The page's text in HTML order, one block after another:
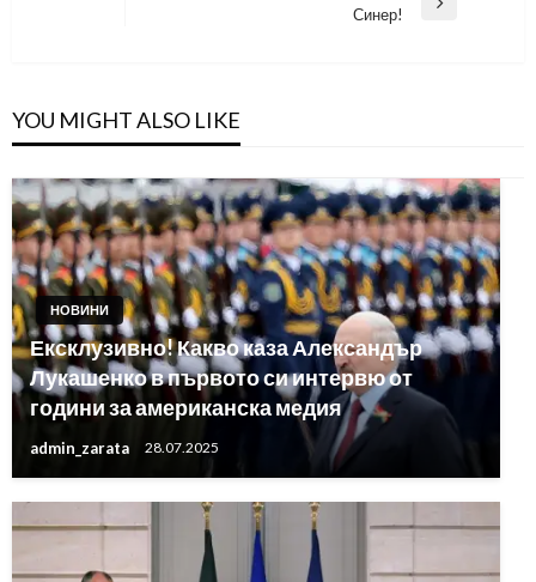
Синер!
YOU MIGHT ALSO LIKE
НОВИНИ
Ексклузивно! Какво каза Александър
Лукашенко в първото си интервю от
години за американска медия
admin_zarata 28.07.2025